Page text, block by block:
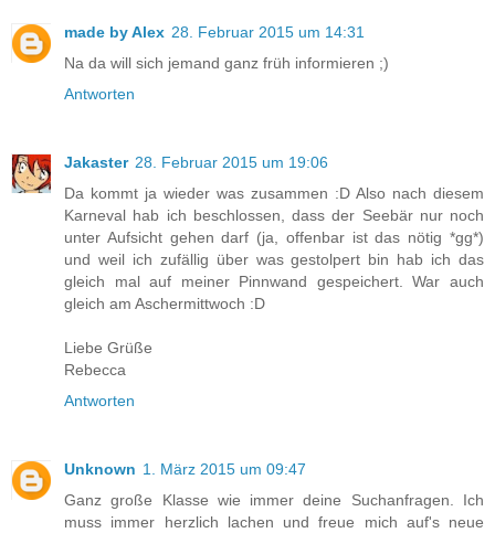
made by Alex 28. Februar 2015 um 14:31
Na da will sich jemand ganz früh informieren ;)
Antworten
Jakaster 28. Februar 2015 um 19:06
Da kommt ja wieder was zusammen :D Also nach diesem
Karneval hab ich beschlossen, dass der Seebär nur noch
unter Aufsicht gehen darf (ja, offenbar ist das nötig *gg*)
und weil ich zufällig über was gestolpert bin hab ich das
gleich mal auf meiner Pinnwand gespeichert. War auch
gleich am Aschermittwoch :D
Liebe Grüße
Rebecca
Antworten
Unknown 1. März 2015 um 09:47
Ganz große Klasse wie immer deine Suchanfragen. Ich
muss immer herzlich lachen und freue mich auf's neue